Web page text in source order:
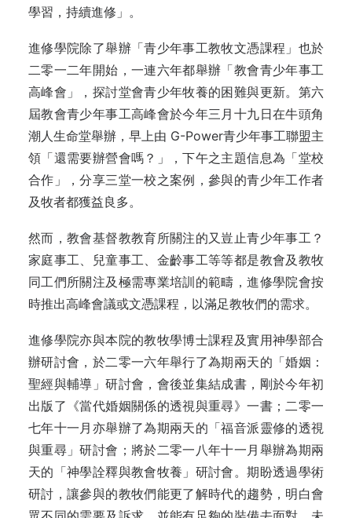
學習，持續進修」。
進修學院除了舉辦「青少年事工教牧文憑課程」也於
二零一二年開始，一連六年都舉辦「教會青少年事工
高峰會」，探討堂會青少年牧養的困難與更新。第六
屆教會青少年事工高峰會於今年三月十九日在牛頭角
潮人生命堂舉辦，早上由 G-Power青少年事工聯盟主
領「還需要辦營會嗎？」，下午之主題信息為「堂校
合作」，分享三堂一校之案例，參與的青少年工作者
及牧者都獲益良多。
然而，教會基督教教育所關注的又豈止青少年事工？
家庭事工、兒童事工、金齡事工等等都是教會及教牧
同工們所關注及極需專業培訓的範疇，進修學院會按
時推出高峰會議或文憑課程，以滿足教牧們的需求。
進修學院亦與本院的教牧學博士課程及實用神學部合
辦研討會，於二零一六年舉行了為期兩天的「婚姻：
聖經與輔導」研討會，會後並集結成書，剛於今年初
出版了《當代婚姻關係的透視與重尋》一書；二零一
七年十一月亦舉辦了為期兩天的「福音派靈修的透視
與重尋」研討會；將於二零一八年十一月舉辦為期兩
天的「神學詮釋與教會牧養」研討會。期盼透過學術
研討，讓參與的教牧們能更了解時代的趨勢，明白會